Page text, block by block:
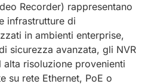
Recorder) rappresentano
infrastrutture di
in ambienti enterprise,
sicurezza avanzata, gli NVR
risoluzione provenienti
su rete Ethernet, PoE o